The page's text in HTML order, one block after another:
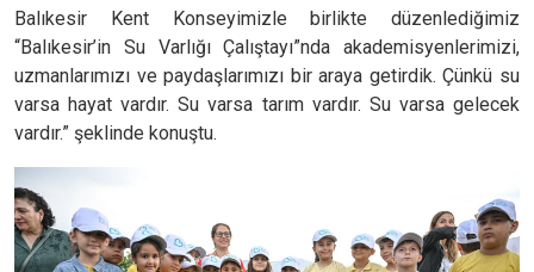
Balıkesir Kent Konseyimizle birlikte düzenlediğimiz
“Balıkesir’in Su Varlığı Çalıştayı”nda akademisyenlerimizi,
uzmanlarımızı ve paydaşlarımızı bir araya getirdik. Çünkü su
varsa hayat vardır. Su varsa tarım vardır. Su varsa gelecek
vardır.” şeklinde konuştu.